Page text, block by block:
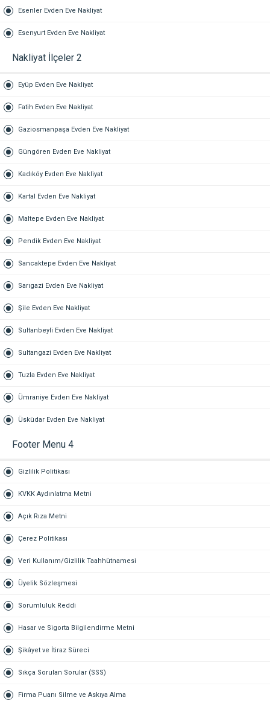
Esenler Evden Eve Nakliyat
Esenyurt Evden Eve Nakliyat
Nakliyat İlçeler 2
Eyüp Evden Eve Nakliyat
Fatih Evden Eve Nakliyat
Gaziosmanpaşa Evden Eve Nakliyat
Güngören Evden Eve Nakliyat
Kadıköy Evden Eve Nakliyat
Kartal Evden Eve Nakliyat
Maltepe Evden Eve Nakliyat
Pendik Evden Eve Nakliyat
Sancaktepe Evden Eve Nakliyat
Sarıgazi Evden Eve Nakliyat
Şile Evden Eve Nakliyat
Sultanbeyli Evden Eve Nakliyat
Sultangazi Evden Eve Nakliyat
Tuzla Evden Eve Nakliyat
Ümraniye Evden Eve Nakliyat
Üsküdar Evden Eve Nakliyat
Footer Menu 4
Gizlilik Politikası
KVKK Aydınlatma Metni
Açık Rıza Metni
Çerez Politikası
Veri Kullanım/Gizlilik Taahhütnamesi
Üyelik Sözleşmesi
Sorumluluk Reddi
Hasar ve Sigorta Bilgilendirme Metni
Şikâyet ve İtiraz Süreci
Sıkça Sorulan Sorular (SSS)
Firma Puanı Silme ve Askıya Alma